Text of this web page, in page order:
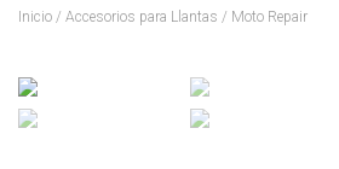
Inicio / Accesorios para Llantas / Moto Repair